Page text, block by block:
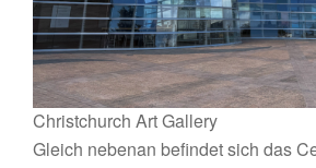
Christchurch Art Gallery
Gleich nebenan befindet sich das